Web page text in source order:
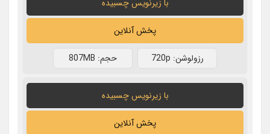
با زیرنویس چسبیده
پخش آنلاین
رزولوشن: 720p حجم: 807MB
با زیرنویس چسبیده
پخش آنلاین